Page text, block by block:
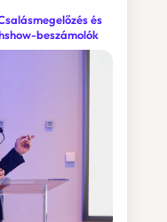
és
beszámolók